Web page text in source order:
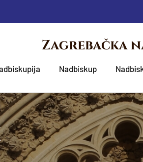
Zagrebačka
Nadbiskup